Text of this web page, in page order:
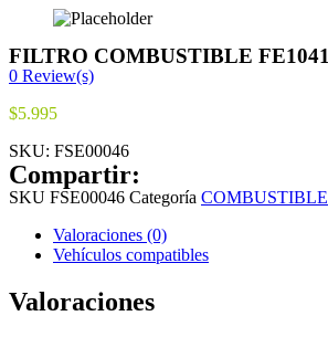
FILTRO COMBUSTIBLE FE1041
0 Review(s)
$5.995
SKU: FSE00046
Compartir:
SKU FSE00046 Categoría COMBUSTIBLE
Valoraciones (0)
Vehículos compatibles
Valoraciones